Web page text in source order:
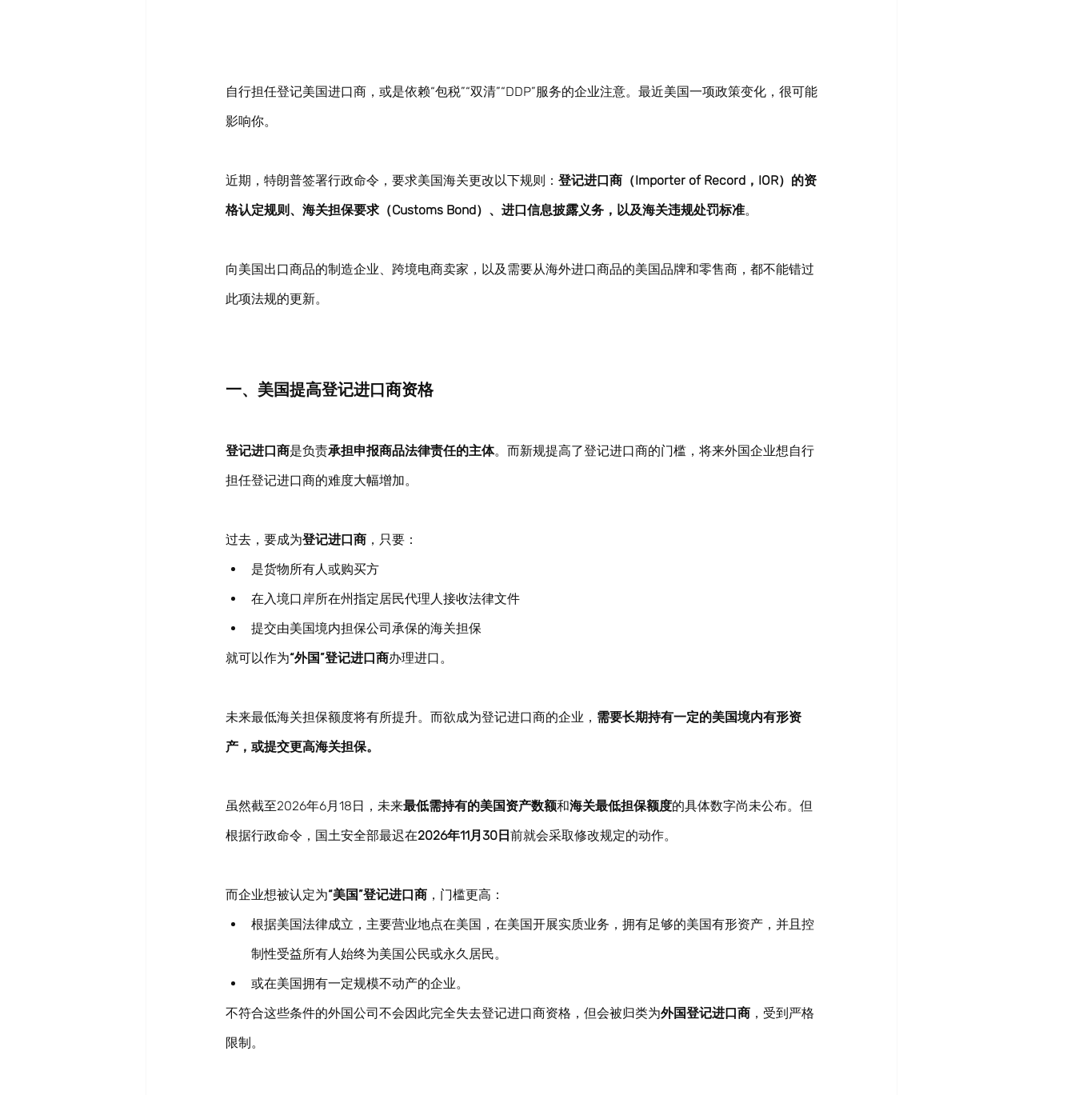
自行担任登记美国进口商，或是依赖“包税”“双清”“DDP”服务的企业注意。最近美国一项政策变化，很可能
影响你。
近期，特朗普签署行政命令，要求美国海关更改以下规则： 登记进口商（Importer of Record，IOR）的资
格认定规则、海关担保要求（Customs Bond）、进口信息披露义务，以及海关违规处罚标准。
向美国出口商品的制造企业、跨境电商卖家，以及需要从海外进口商品的美国品牌和零售商，都不能错过
此项法规的更新。
一、美国提高登记进口商资格
登记进口商是负责承担申报商品法律责任的主体。而新规提高了登记进口商的门槛，将来外国企业想自行
担任登记进口商的难度大幅增加。
过去，要成为登记进口商 ，只要：
是货物所有人或购买方
在入境口岸所在州指定居民代理人接收法律文件
提交由美国境内担保公司承保的海关担保
就可以作为“外国”登记进口商办理进口。
未来最低海关担保额度将有所提升。而欲成为登记进口商的企业， 需要长期持有一定的美国境内有形资
产，或提交更高海关担保。
虽然截至2026年6月18日，未来最低需持有的美国资产数额和海关最低担保额度的具体数字尚未公布。但
根据行政命令，国土安全部最迟在2026年11月30日前就会采取修改规定的动作。
而企业想被认定为“美国”登记进口商 ，门槛更高：
根据美国法律成立，主要营业地点在美国，在美国开展实质业务，拥有足够的美国有形资产，并且控
制性受益所有人始终为美国公民或永久居民。
或在美国拥有一定规模不动产的企业。
不符合这些条件的外国公司不会因此完全失去登记进口商资格，但会被归类为外国登记进口商 ，受到严格
限制。